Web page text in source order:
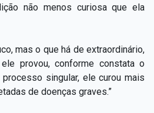
não menos curiosa que ela
mas o que há de extraordinário,
provou, conforme constata o
singular, ele curou mais
de doenças graves.”